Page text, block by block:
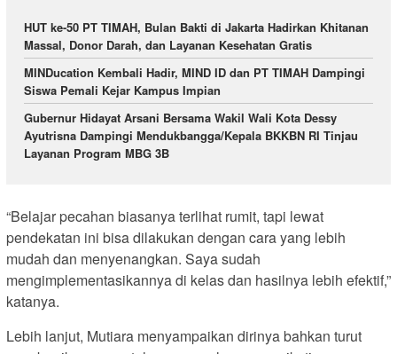
HUT ke-50 PT TIMAH, Bulan Bakti di Jakarta Hadirkan Khitanan
Massal, Donor Darah, dan Layanan Kesehatan Gratis
MINDucation Kembali Hadir, MIND ID dan PT TIMAH Dampingi
Siswa Pemali Kejar Kampus Impian
Gubernur Hidayat Arsani Bersama Wakil Wali Kota Dessy
Ayutrisna Dampingi Mendukbangga/Kepala BKKBN RI Tinjau
Layanan Program MBG 3B
“Belajar pecahan biasanya terlihat rumit, tapi lewat
pendekatan ini bisa dilakukan dengan cara yang lebih
mudah dan menyenangkan. Saya sudah
mengimplementasikannya di kelas dan hasilnya lebih efektif,”
katanya.
Lebih lanjut, Mutiara menyampaikan dirinya bahkan turut